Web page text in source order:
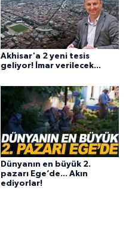
Akhisar'a 2 yeni tesis
geliyor! İmar verilecek...
Dünyanın en büyük 2.
pazarı Ege’de... Akın
ediyorlar!